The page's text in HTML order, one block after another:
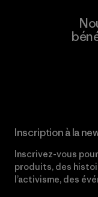
Inscription à la
Inscrivez-vous
produits, des
l’activisme, des